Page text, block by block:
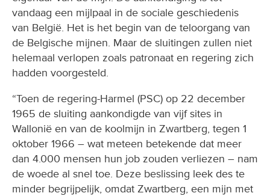
vandaag een mijlpaal in de sociale geschiedenis
van België. Het is het begin van de teloorgang van
de Belgische mijnen. Maar de sluitingen zullen niet
helemaal verlopen zoals patronaat en regering zich
hadden voorgesteld.
“Toen de regering-Harmel (PSC) op 22 december
1965 de sluiting aankondigde van vijf sites in
Wallonië en van de koolmijn in Zwartberg, tegen 1
oktober 1966 – wat meteen betekende dat meer
dan 4.000 mensen hun job zouden verliezen – nam
de woede al snel toe. Deze beslissing leek des te
minder begrijpelijk, omdat Zwartberg, een mijn met